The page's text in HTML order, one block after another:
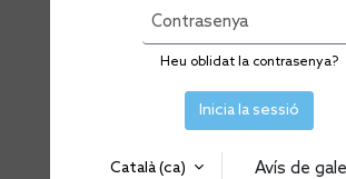
Contrasenya
Heu oblidat la contrasenya?
Inicia la sessió
Català ‎(ca)‎ Avís de